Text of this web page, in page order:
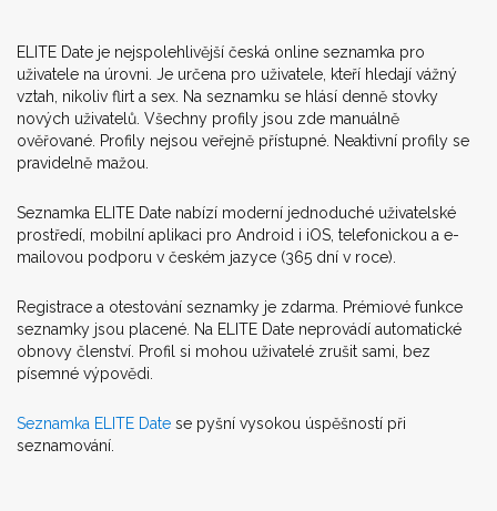
ELITE Date je nejspolehlivější česká online seznamka pro
uživatele na úrovni. Je určena pro uživatele, kteří hledají vážný
vztah, nikoliv flirt a sex. Na seznamku se hlásí denně stovky
nových uživatelů. Všechny profily jsou zde manuálně
ověřované. Profily nejsou veřejně přístupné. Neaktivní profily se
pravidelně mažou.
Seznamka ELITE Date nabízí moderní jednoduché uživatelské
prostředí, mobilní aplikaci pro Android i iOS, telefonickou a e-
mailovou podporu v českém jazyce (365 dní v roce).
Registrace a otestování seznamky je zdarma. Prémiové funkce
seznamky jsou placené. Na ELITE Date neprovádí automatické
obnovy členství. Profil si mohou uživatelé zrušit sami, bez
písemné výpovědi.
Seznamka ELITE Date se pyšní vysokou úspěšností při
seznamování.